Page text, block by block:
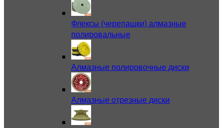
Флексы (черепашки) алмазные
полировальные
Алмазные полировочные диски
Алмазные отрезные диски